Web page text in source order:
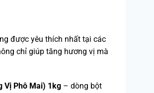
được yêu thích nhất tại các
chỉ giúp tăng hương vị mà
Vị Phô Mai) 1kg– dòng bột